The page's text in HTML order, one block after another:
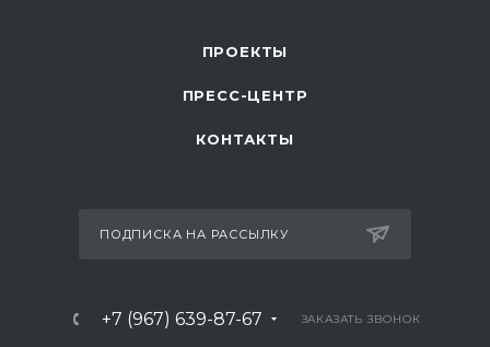
ПРОЕКТЫ
ПРЕСС-ЦЕНТР
КОНТАКТЫ
ПОДПИСКА НА РАССЫЛКУ
+7 (967) 639-87-67 ЗАКАЗАТЬ ЗВОНОК